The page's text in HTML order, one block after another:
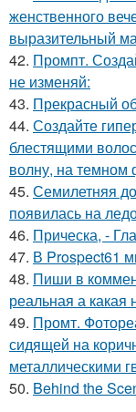
женственного
выразительный
42. Промпт.
не изменяй:
43. Прекрасный
44. Создайте
блестящими
волну, на темном
45. Семилетняя
появилась на
46. Прическа, -
47. В Prospect61
48. Пиши в
реальная а какая
49. Промт.
сидящей на
металлическими
50. Behind the